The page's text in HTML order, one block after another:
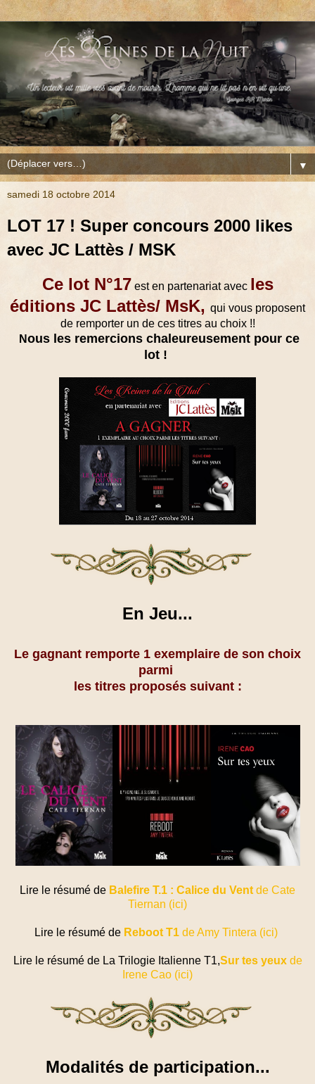
▼
samedi 18 octobre 2014
LOT 17 ! Super concours 2000 likes
avec JC Lattès / MSK
Ce lot N°17 est en partenariat avec les
éditions JC Lattès/ MsK, qui vous proposent
de remporter un de ces titres au choix !!
Nous les remercions chaleureusement pour ce
lot !
En Jeu...
Le gagnant remporte 1 exemplaire de son choix
parmi
les titres proposés suivant :
Lire le résumé de Balefire T.1 : Calice du Vent de Cate
Tiernan (ici)
Lire le résumé de Reboot T1 de Amy Tintera (ici)
Lire le résumé de La Trilogie Italienne T1,Sur tes yeuxde
Irene Cao (ici)
Modalités de participation...